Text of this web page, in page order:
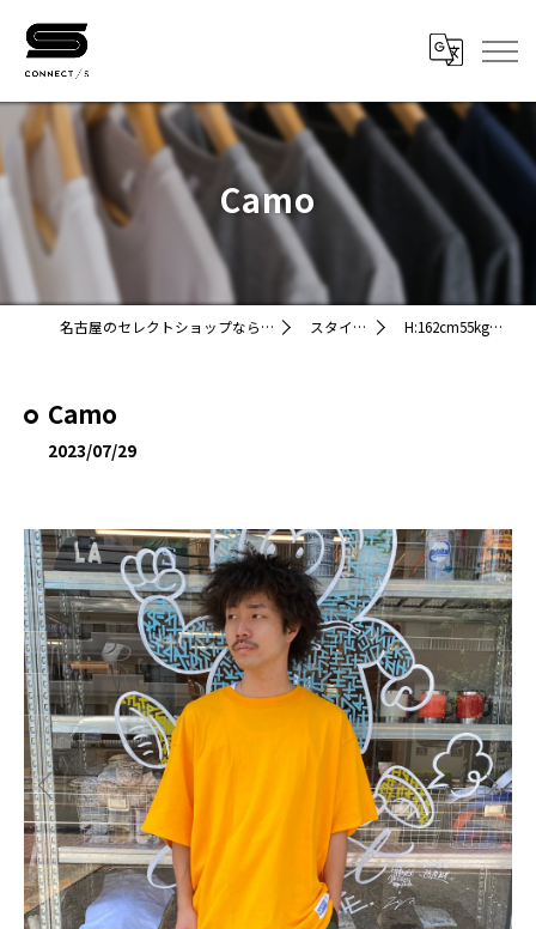
Camo
名古屋のセレクトショップならCONNECT/STORE スタイリング H:162cm55kg紹介文Ca…
Camo
2023/07/29